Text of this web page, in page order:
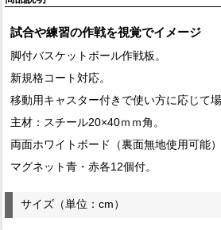
試合や練習の作戦を視覚でイメージ
脚付バスケットボール作戦板。
新規格コート対応。
移動用キャスター付きで使い方に応じて
主材：スチール20×40ｍｍ角。
両面ホワイトボード（裏面無地使用可能）
マグネット青・赤各12個付。
サイズ（単位：cm）